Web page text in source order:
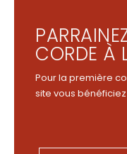
CORDE À
Pour la première
site vous